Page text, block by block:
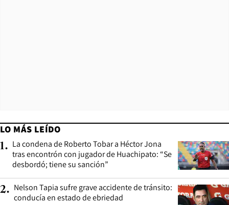
LO MÁS LEÍDO
1. La condena de Roberto Tobar a Héctor Jona
tras encontrón con jugador de Huachipato: “Se
desbordó; tiene su sanción”
2. Nelson Tapia sufre grave accidente de tránsito:
conducía en estado de ebriedad